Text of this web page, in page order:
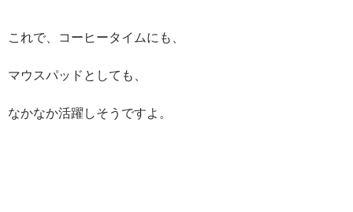
これで、コーヒータイムにも、
マウスパッドとしても、
なかなか活躍しそうですよ。